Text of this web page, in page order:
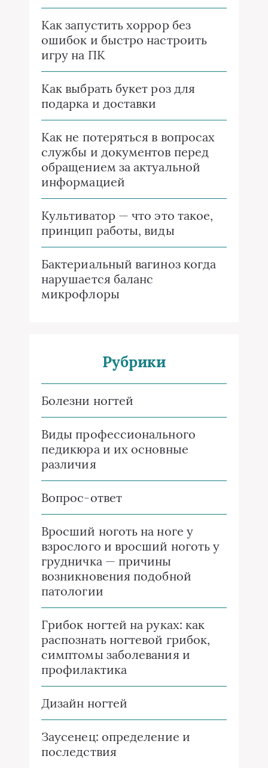
Как запустить хоррор без
ошибок и быстро настроить
игру на ПК
Как выбрать букет роз для
подарка и доставки
Как не потеряться в вопросах
службы и документов перед
обращением за актуальной
информацией
Культиватор — что это такое,
принцип работы, виды
Бактериальный вагиноз когда
нарушается баланс
микрофлоры
Рубрики
Болезни ногтей
Виды профессионального
педикюра и их основные
различия
Вопрос-ответ
Вросший ноготь на ноге у
взрослого и вросший ноготь у
грудничка — причины
возникновения подобной
патологии
Грибок ногтей на руках: как
распознать ногтевой грибок,
симптомы заболевания и
профилактика
Дизайн ногтей
Заусенец: определение и
последствия